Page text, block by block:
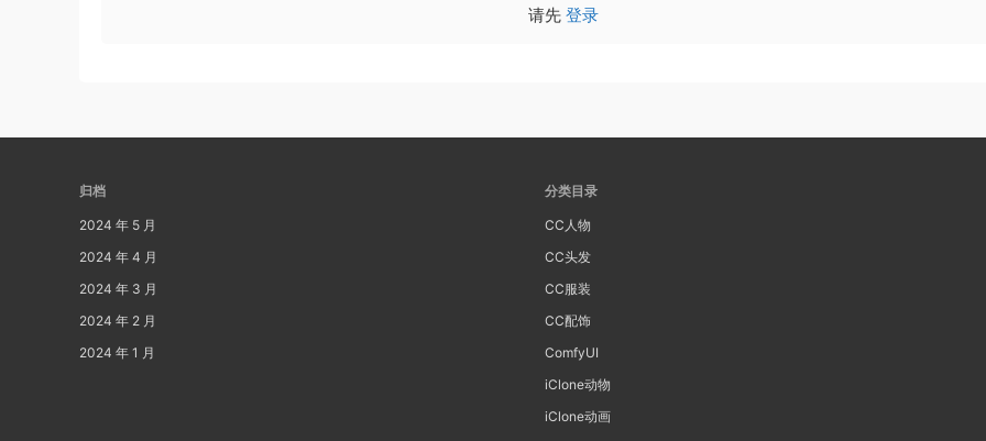
请先 登录
归档
2024 年 5 月
2024 年 4 月
2024 年 3 月
2024 年 2 月
2024 年 1 月
分类目录
CC人物
CC头发
CC服装
CC配饰
ComfyUI
iClone动物
iClone动画